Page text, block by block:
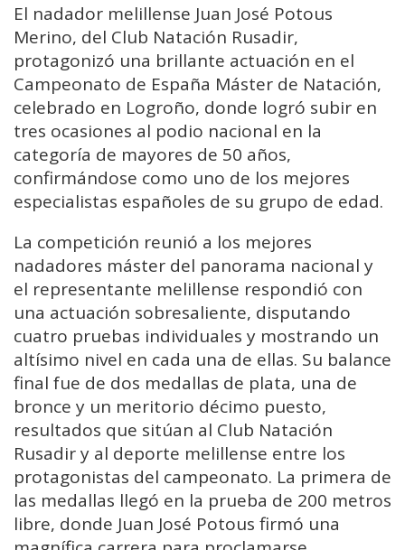
El nadador melillense Juan José Potous
Merino, del Club Natación Rusadir,
protagonizó una brillante actuación en el
Campeonato de España Máster de Natación,
celebrado en Logroño, donde logró subir en
tres ocasiones al podio nacional en la
categoría de mayores de 50 años,
confirmándose como uno de los mejores
especialistas españoles de su grupo de edad.
La competición reunió a los mejores
nadadores máster del panorama nacional y
el representante melillense respondió con
una actuación sobresaliente, disputando
cuatro pruebas individuales y mostrando un
altísimo nivel en cada una de ellas. Su balance
final fue de dos medallas de plata, una de
bronce y un meritorio décimo puesto,
resultados que sitúan al Club Natación
Rusadir y al deporte melillense entre los
protagonistas del campeonato. La primera de
las medallas llegó en la prueba de 200 metros
libre, donde Juan José Potous firmó una